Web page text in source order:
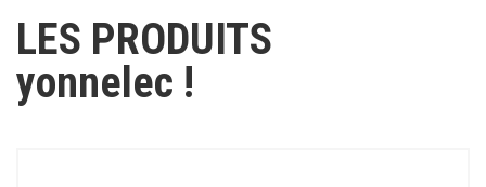
LES PRODUITS
yonnelec !